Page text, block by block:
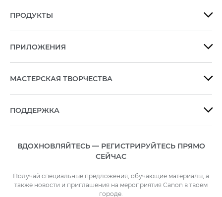
ПРОДУКТЫ 
ПРИЛОЖЕНИЯ 
МАСТЕРСКАЯ ТВОРЧЕСТВА 
ПОДДЕРЖКА 
ВДОХНОВЛЯЙТЕСЬ — РЕГИСТРИРУЙТЕСЬ ПРЯМО
СЕЙЧАС
Получай специальные предложения, обучающие материалы, а
также новости и приглашения на мероприятия Canon в твоем
городе.